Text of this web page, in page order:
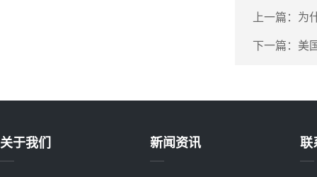
上一篇： 为
下一篇： 美
关于我们 新闻资讯 联